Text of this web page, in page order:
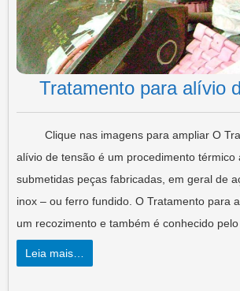
Tratamento para alívio
Clique nas imagens para ampliar O
alívio de tensão é um procedimento térmico
submetidas peças fabricadas, em geral de
inox – ou ferro fundido. O Tratamento para
um recozimento e também é conhecido pelo
Leia mais…